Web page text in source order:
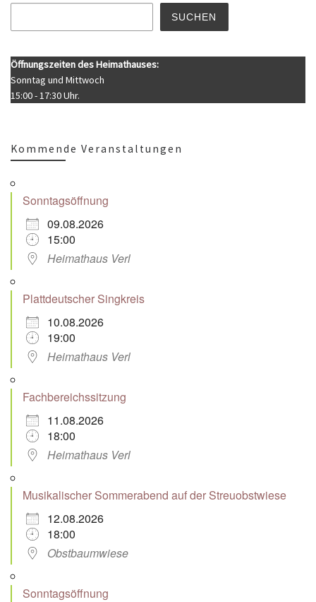
SUCHEN
Öffnungszeiten des Heimathauses:
Sonntag und Mittwoch
15:00 - 17:30 Uhr.
Kommende Veranstaltungen
Sonntagsöffnung
09.08.2026
15:00
Heimathaus Verl
Plattdeutscher Singkreis
10.08.2026
19:00
Heimathaus Verl
Fachbereichssitzung
11.08.2026
18:00
Heimathaus Verl
Musikalischer Sommerabend auf der Streuobstwiese
12.08.2026
18:00
Obstbaumwiese
Sonntagsöffnung